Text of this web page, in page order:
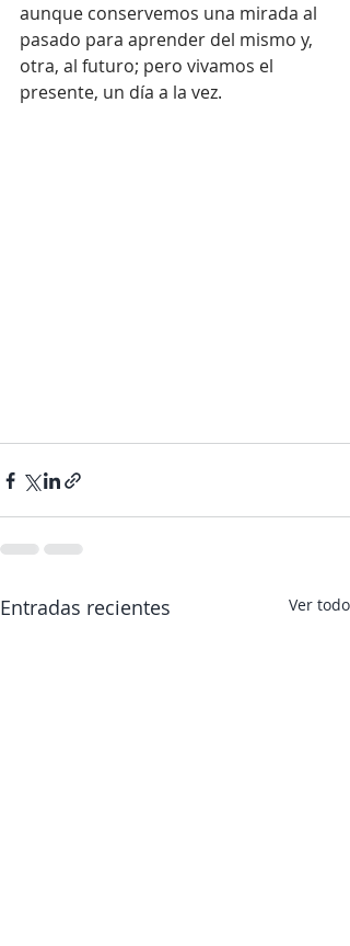
aunque conservemos una mirada al
pasado para aprender del mismo y,
otra, al futuro; pero vivamos el
presente, un día a la vez.
Entradas recientes Ver todo